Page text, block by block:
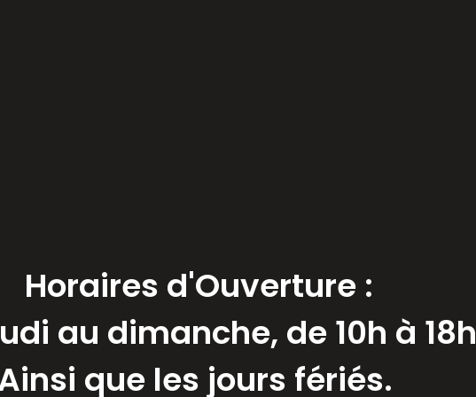
Horaires d'Ouverture :
au dimanche, de 10h à 18h
que les jours fériés.